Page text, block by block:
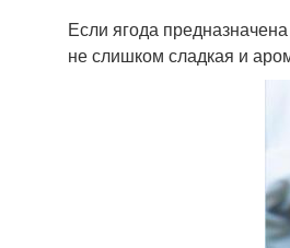
Если ягода
не слишком сладкая и